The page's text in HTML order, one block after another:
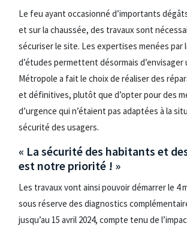
Le feu ayant occasionné d’importants
et sur la chaussée, des travaux sont
sécuriser le site. Les expertises menées par
d’études permettent désormais d’envisager
Métropole a fait le choix de réaliser des
et définitives, plutôt que d’opter pour des
d’urgence qui n’étaient pas adaptées à la
sécurité des usagers.
« La sécurité des habitants et
est notre priorité ! »
Les travaux vont ainsi pouvoir démarrer le 4
sous réserve des diagnostics
jusqu’au 15 avril 2024, compte tenu de